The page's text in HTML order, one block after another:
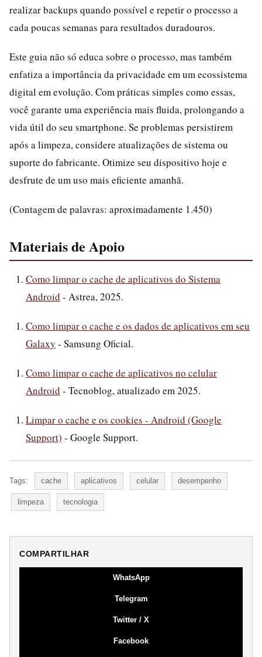
realizar backups quando possível e repetir o processo a
cada poucas semanas para resultados duradouros.
Este guia não só educa sobre o processo, mas também
enfatiza a importância da privacidade em um ecossistema
digital em evolução. Com práticas simples como essas,
você garante uma experiência mais fluida, prolongando a
vida útil do seu smartphone. Se problemas persistirem
após a limpeza, considere atualizações de sistema ou
suporte do fabricante. Otimize seu dispositivo hoje e
desfrute de um uso mais eficiente amanhã.
(Contagem de palavras: aproximadamente 1.450)
Materiais de Apoio
Como limpar o cache de aplicativos do Sistema
Android - Astrea, 2025.
Como limpar o cache e os dados de aplicativos em seu
Galaxy - Samsung Oficial.
Como limpar o cache de aplicativos no celular
Android - Tecnoblog, atualizado em 2025.
Limpar o cache e os cookies - Android (Google
Support) - Google Support.
Tags: cache aplicativos celular desempenho
limpeza tecnologia
COMPARTILHAR
WhatsApp
Telegram
Twitter / X
Facebook